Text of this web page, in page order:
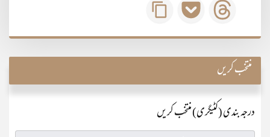
منتخب کریں
درجہ بندی (کٹیگری) منتخب کریں